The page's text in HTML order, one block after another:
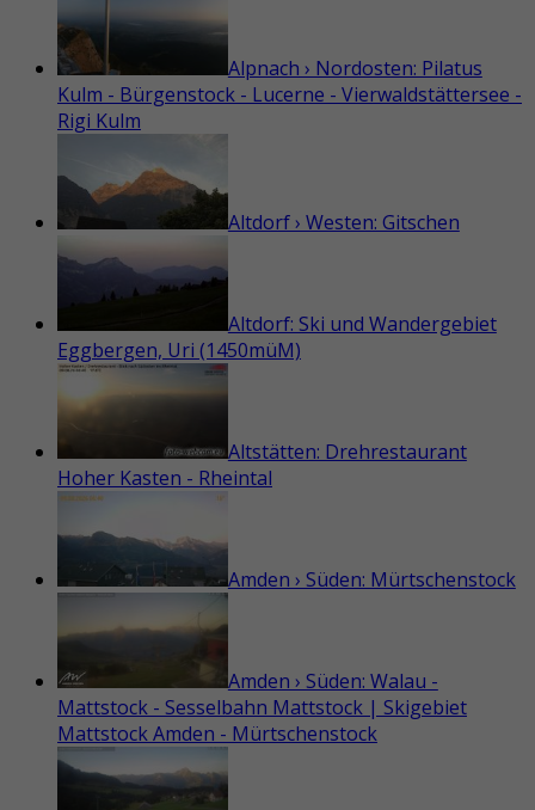
Alpnach › Nordosten: Pilatus
Kulm - Bürgenstock - Lucerne - Vierwaldstättersee -
Rigi Kulm
Altdorf › Westen: Gitschen
Altdorf: Ski und Wandergebiet
Eggbergen, Uri (1450müM)
Altstätten: Drehrestaurant
Hoher Kasten - Rheintal
Amden › Süden: Mürtschenstock
Amden › Süden: Walau -
Mattstock - Sesselbahn Mattstock | Skigebiet
Mattstock Amden - Mürtschenstock